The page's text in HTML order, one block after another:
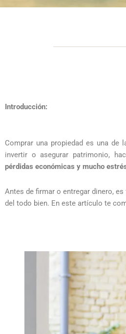
Introducción:
Comprar una propiedad es una de
invertir o asegurar patrimonio,
pérdidas económicas y mucho
Antes de firmar o entregar dinero,
del todo bien. En este artículo te